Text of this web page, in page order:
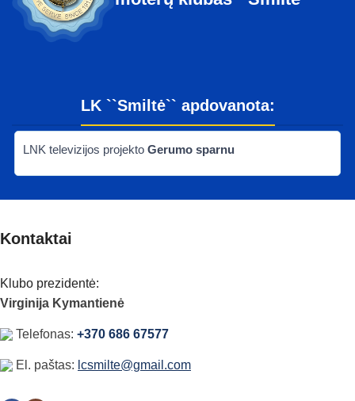
LK ``Smiltė`` apdovanota:
LNK televizijos projekto Gerumo sparnu
Kontaktai
Klubo prezidentė:
Virginija Kymantienė
Telefonas: +370 686 67577
El. paštas: lcsmilte@gmail.com